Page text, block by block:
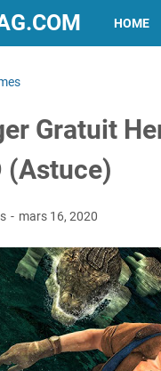
HOME
Gratuit
(Astuce)
mars 16, 2020